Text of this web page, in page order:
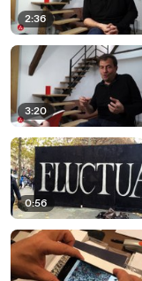
2:36
3:20
0:56